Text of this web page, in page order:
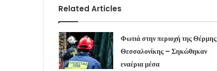
Related Articles
Φωτιά στην περιοχή της Θέρμης
Θεσσαλονίκης – Σηκώθηκαν
εναέρια μέσα